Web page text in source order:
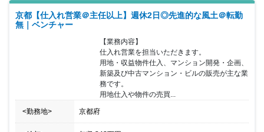
うに 景気影響を受けにくく、順調に売上伸長中です。 残業も推奨
しないため、働きやすい環境です。 （全社平均：9時間/月の残業時
間※昨年実績） 代表による三方良しの考え方を大切にしており、顧
客のみならず 同社社員のことも考えた経営をしております。
京都【仕入れ営業＠主任以上】週休2日◎先進的な風土＠転勤
無｜ベンチャー
【業務内容】
仕入れ営業を担当いただきます。
用地・収益物件仕入、マンション開発・企画、
新築及び中古マンション・ビルの販売が主な業
務です。
用地仕入や物件の売買...
<勤務地> 京都府